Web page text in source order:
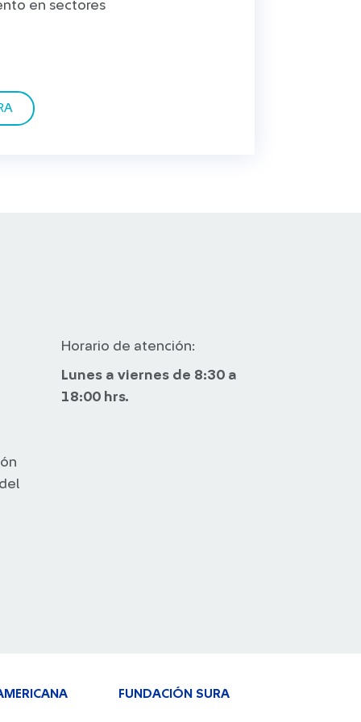
en sectores
Horario de atención:
Lunes a viernes de 8:30 a
18:00 hrs.
FUNDACIÓN SURA